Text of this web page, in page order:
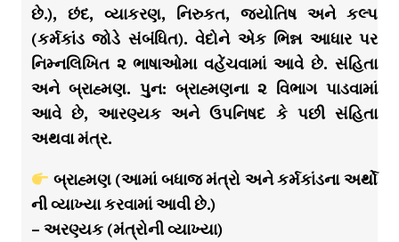
છે.), છંદ, વ્યાકરણ, નિરુકત, જ્યોતિષ અને કલ્પ
(કર્મકાંડ જોડે સંબંધિત). વેદોને એક ભિન્ન આધાર પર
નિમ્નલિખિત ૨ ભાષાઓમા વહેંચવામાં આવે છે. સંહિતા
અને બ્રાહ્મણ. પુન: બ્રાહ્મણના ૨ વિભાગ પાડવામાં
આવે છે, આરણ્યક અને ઉપનિષદ કે પછી સંહિતા
અથવા મંત્ર.
બ્રાહ્મણ (આમાં બધાજ મંત્રો અને કર્મકાંડના અર્થો
ની વ્યાખ્યા કરવામાં આવી છે.)
– અરણ્યક (મંત્રોની વ્યાખ્યા)